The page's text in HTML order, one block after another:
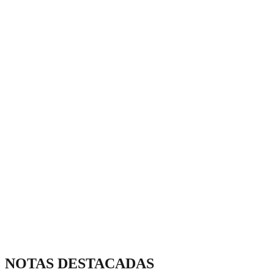
NOTAS DESTACADAS